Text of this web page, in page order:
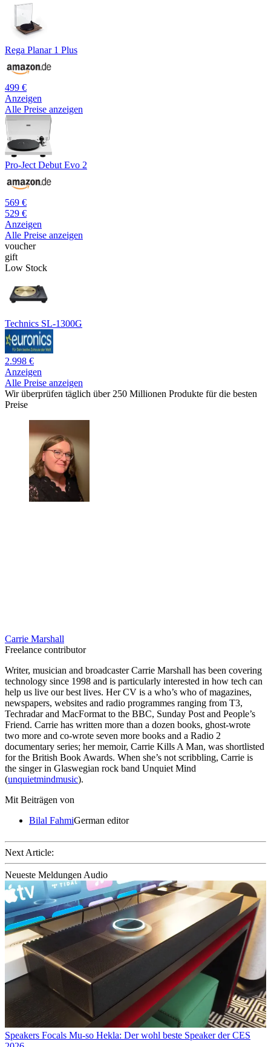
Rega Planar 1 Plus
499 €
Anzeigen
Alle Preise anzeigen
Pro-Ject Debut Evo 2
569 €
529 €
Anzeigen
Alle Preise anzeigen
voucher
gift
Low Stock
Technics SL-1300G
2.998 €
Anzeigen
Alle Preise anzeigen
Wir überprüfen täglich über 250 Millionen Produkte für die besten
Preise
Carrie Marshall
Freelance contributor
Writer, musician and broadcaster Carrie Marshall has been covering
technology since 1998 and is particularly interested in how tech can
help us live our best lives. Her CV is a who’s who of magazines,
newspapers, websites and radio programmes ranging from T3,
Techradar and MacFormat to the BBC, Sunday Post and People’s
Friend. Carrie has written more than a dozen books, ghost-wrote
two more and co-wrote seven more books and a Radio 2
documentary series; her memoir, Carrie Kills A Man, was shortlisted
for the British Book Awards. When she’s not scribbling, Carrie is
the singer in Glaswegian rock band Unquiet Mind
(unquietmindmusic).
Mit Beiträgen von
Bilal FahmiGerman editor
Next Article:
Neueste Meldungen Audio
Speakers Focals Mu-so Hekla: Der wohl beste Speaker der CES